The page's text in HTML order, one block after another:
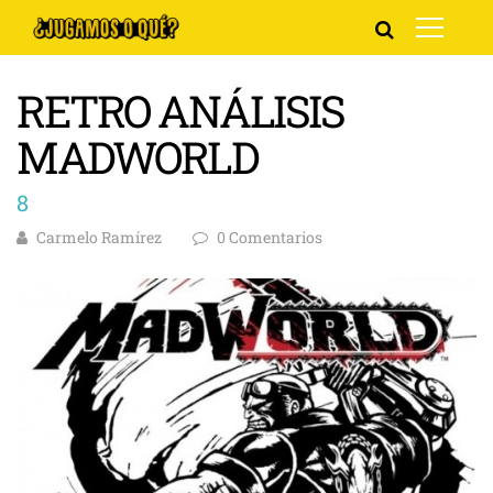
RETRO ANÁLISIS
MADWORLD
8
Carmelo Ramírez 0 Comentarios